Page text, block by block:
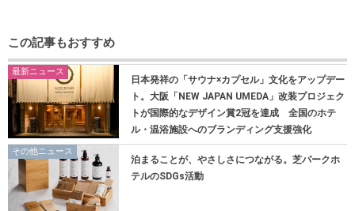
この記事もおすすめ
最新ニュース
日本発祥の「サウナ×カプセル」文化をアップデー
ト。大阪「NEW JAPAN UMEDA」改装プロジェク
トが国際的なデザイン賞2冠を達成 全国のホテ
ル・温浴施設へのブランディング支援強化
その他ニュース
泊まることが、やさしさにつながる。芝パークホ
テルのSDGs活動